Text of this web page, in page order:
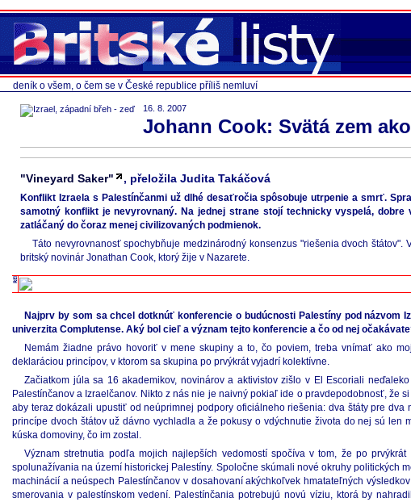
deník o všem, o čem se v České republice příliš nemluví
16. 8. 2007
Johann Cook: Svätá zem
"Vineyard Saker" , přeložila Judita Takáčová
Konflikt Izraela s Palestínčanmi už dlhé desaťročia spôsobuje utrpenie a smrť.
samotný konflikt je nevyrovnaný. Na jednej strane stojí technicky vyspelá,
zatláčaný do čoraz menej civilizovaných podmienok.
Táto nevyrovnanosť spochybňuje medzinárodný konsenzus "riešenia dvoch
britský novinár Jonathan Cook, ktorý žije v Nazarete.
Najprv by som sa chcel dotknúť konferencie o budúcnosti Palestíny pod názvom
univerzita Complutense. Aký bol cieľ a význam tejto konferencie a čo od nej
Nemám žiadne právo hovoriť v mene skupiny a to, čo poviem, treba vnímať ako
deklaráciou princípov, v ktorom sa skupina po prvýkrát vyjadrí kolektívne.
Začiatkom júla sa 16 akademikov, novinárov a aktivistov zišlo v El Escoriali
Palestínčanov a Izraelčanov. Nikto z nás nie je naivný pokiaľ ide o pravdepodobnosť,
aby teraz dokázali upustiť od neúprimnej podpory oficiálneho riešenia: dva štáty pre
princípe dvoch štátov už dávno vychladla a že pokusy o vdýchnutie života do nej sú
kúska domoviny, čo im zostal.
Význam stretnutia podľa mojich najlepších vedomostí spočíva v tom, že po
spolunažívania na území historickej Palestíny. Spoločne skúmali nové okruhy politických
machinácií a neúspech Palestínčanov v dosahovaní akýchkoľvek hmatateľných
smerovania v palestínskom vedení. Palestínčania potrebujú novú víziu, ktorá by